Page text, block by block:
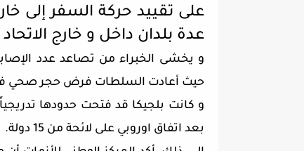
عدة بلدان داخل و خارج الاتحاد
و يخشى الخبراء من تصاعد عدد
حيث أعادت السلطات فرض حجر صحي في
و كانت بلجيكا قد فتحت حدودها
بعد اتفاق اوروبي على لائحة من 15 دولة.